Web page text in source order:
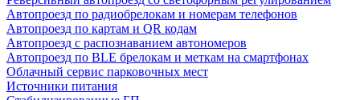
Автопроезд по радиобрелокам и номерам телефонов
Автопроезд по картам и QR кодам
Автопроезд с распознаванием автономеров
Автопроезд по BLE брелокам и меткам на смартфонах
Облачный сервис парковочных мест
Источники питания